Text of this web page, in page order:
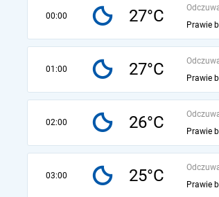
00:00 27°C
Prawie
01:00 27°C
Prawie
02:00 26°C
Prawie
03:00 25°C
Prawie